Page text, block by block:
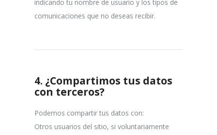
indicando tu nombre de usuario y los tipos de
comunicaciones que no deseas recibir.
4. ¿Compartimos tus datos
con terceros?
Podemos compartir tus datos con:
Otros usuarios del sitio, si voluntariamente